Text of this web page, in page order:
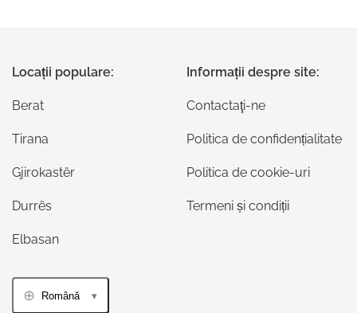
Locații populare:
Berat
Tirana
Gjirokastër
Durrës
Elbasan
Informații despre site:
Contactaţi-ne
Politica de confidențialitate
Politica de cookie-uri
Termeni și condiții
Română